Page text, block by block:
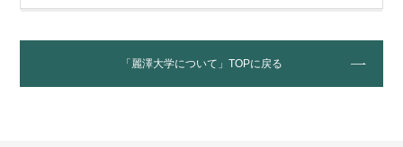
「麗澤大学について」TOPに戻る